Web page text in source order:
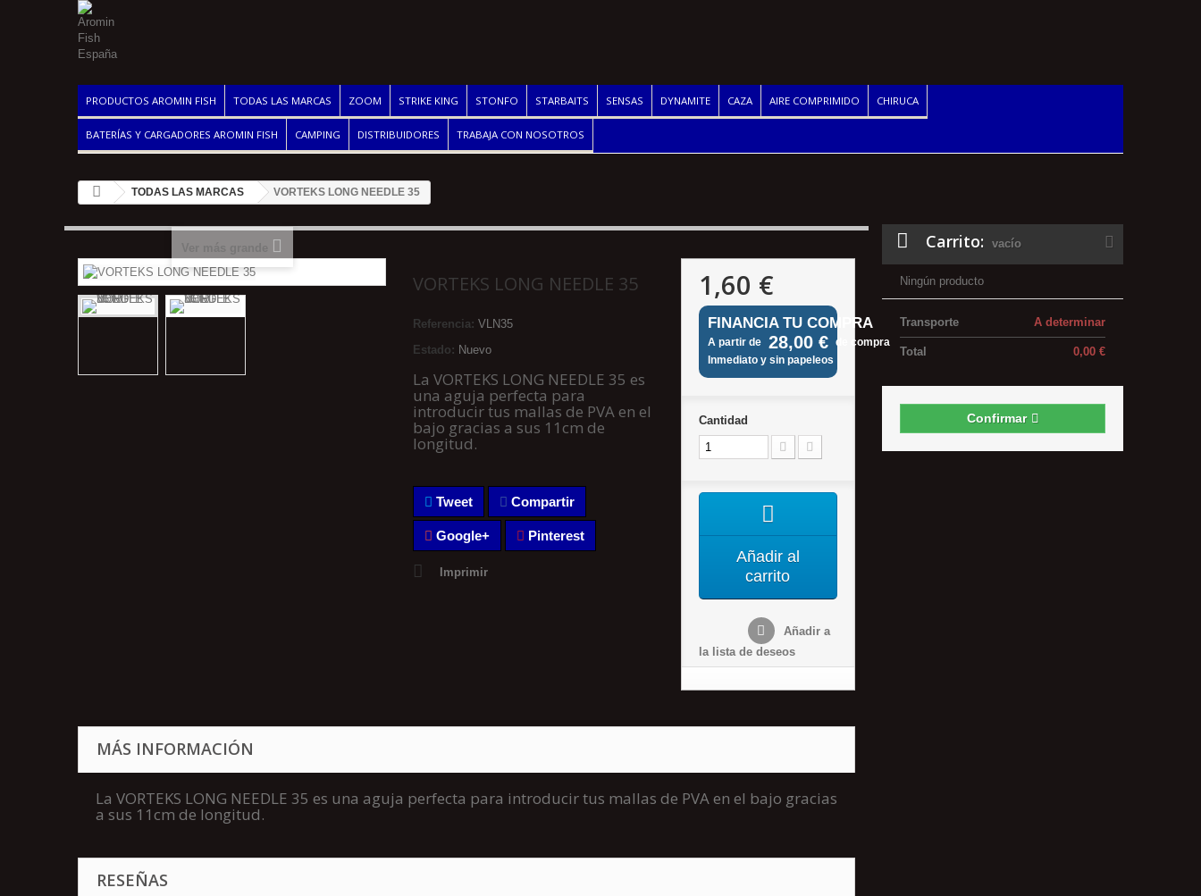
PRODUCTOS AROMIN FISH TODAS LAS MARCAS ZOOM STRIKE KING STONFO STARBAITS SENSAS DYNAMITE CAZA AIRE COMPRIMIDO CHIRUCA
BATERÍAS Y CARGADORES AROMIN FISH CAMPING DISTRIBUIDORES TRABAJA CON NOSOTROS
TODAS LAS MARCAS VORTEKS LONG NEEDLE 35
VORTEKS LONG NEEDLE 35
Referencia: VLN35
Estado: Nuevo
La VORTEKS LONG NEEDLE 35 es
una aguja perfecta para
introducir tus mallas de PVA en el
bajo gracias a sus 11cm de
longitud.
Tweet Compartir
Google+ Pinterest
Imprimir
1,60 €
FINANCIA TU COMPRA
A partir de 28,00 € de compra
Inmediato y sin papeleos
Cantidad
Añadir al
carrito
Añadir a
la lista de deseos
MÁS INFORMACIÓN
La VORTEKS LONG NEEDLE 35 es una aguja perfecta para introducir tus mallas de PVA en el bajo gracias
a sus 11cm de longitud.
RESEÑAS
Carrito: vacío
Ningún producto
A determinar
Transporte
0,00 €
Total
Confirmar